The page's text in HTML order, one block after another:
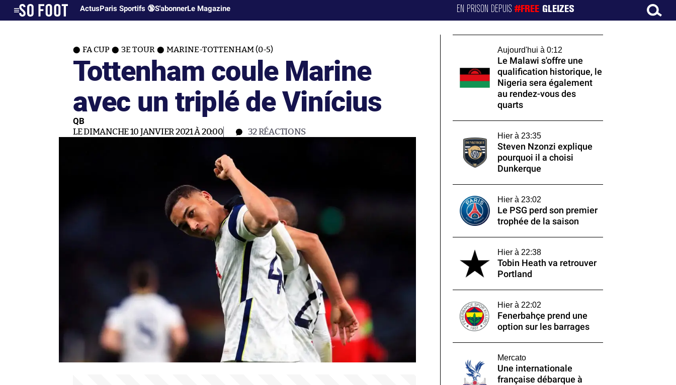
ActusParis Sportifs 🔞S'abonnerLe Magazine EN PRISON DEPUIS#FREE GLEIZES
FA CUP 3E TOUR MARINE-TOTTENHAM (0-5)
Tottenham coule Marine
avec un triplé de Vinícius
QB
LE DIMANCHE 10 JANVIER 2021 À 20:00 32RÉACTIONS
Aujourd'hui à 0:12
Le Malawi s'offre une
qualification historique, le
Nigeria sera également
au rendez-vous des
quarts
Hier à 23:35
Steven Nzonzi explique
pourquoi il a choisi
Dunkerque
Hier à 23:02
Le PSG perd son premier
trophée de la saison
Hier à 22:38
Tobin Heath va retrouver
Portland
Hier à 22:02
Fenerbahçe prend une
option sur les barrages
Mercato
Une internationale
française débarque à